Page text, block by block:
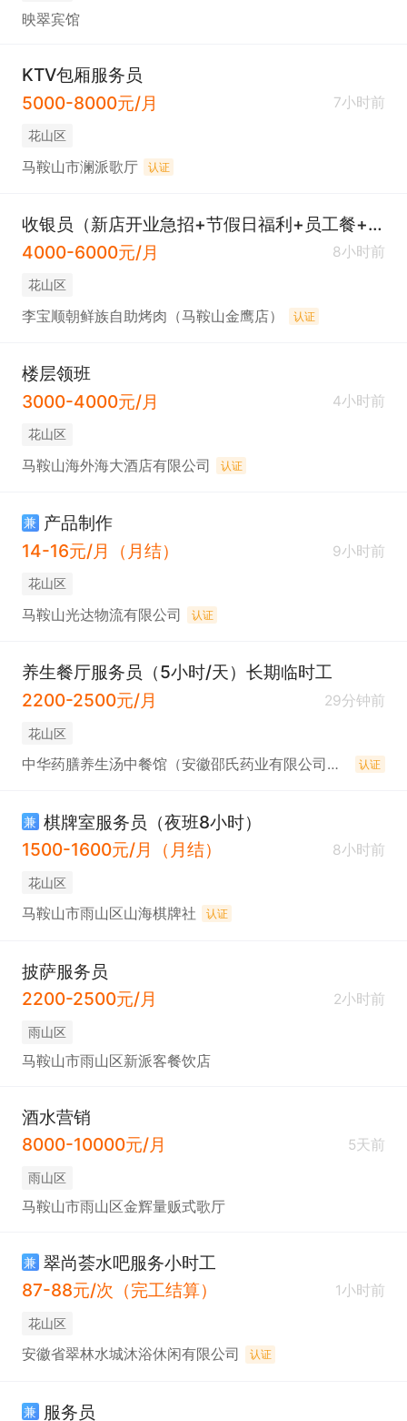
映翠宾馆
KTV包厢服务员
5000-8000元/月
7小时前
花山区
马鞍山市澜派歌厅 认证
收银员（新店开业急招+节假日福利+员工餐+离家近）
4000-6000元/月
8小时前
花山区
李宝顺朝鲜族自助烤肉（马鞍山金鹰店） 认证
楼层领班
3000-4000元/月
4小时前
花山区
马鞍山海外海大酒店有限公司 认证
兼 产品制作
14-16元/月（月结）
9小时前
花山区
马鞍山光达物流有限公司 认证
养生餐厅服务员（5小时/天）长期临时工
2200-2500元/月
29分钟前
花山区
中华药膳养生汤中餐馆（安徽邵氏药业有限公司下属公司） 认证
兼 棋牌室服务员（夜班8小时）
1500-1600元/月（月结）
8小时前
花山区
马鞍山市雨山区山海棋牌社 认证
披萨服务员
2200-2500元/月
2小时前
雨山区
马鞍山市雨山区新派客餐饮店
酒水营销
8000-10000元/月
5天前
雨山区
马鞍山市雨山区金辉量贩式歌厅
兼 翠尚荟水吧服务小时工
87-88元/次（完工结算）
1小时前
花山区
安徽省翠林水城沐浴休闲有限公司 认证
兼 服务员